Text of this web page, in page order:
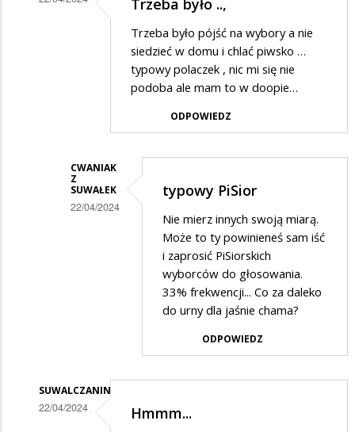
słyszałem?
odpowiedzi
Trzeba było pójść na wybory a nie
siedzieć w domu i chlać piwsko …
typowy polaczek , nic mi się nie
podoba ale mam to w doopie…
ODPOWIEDZ
CWANIAK
Z
SUWAŁEK
22/04/2024
było
..,
typowy PiSior
Nie mierz innych swoją miarą.
Może to ty powinieneś sam iść
i zaprosić PiSiorskich
wyborców do głosowania.
33% frekwencji... Co za daleko
do urny dla jaśnie chama?
ODPOWIEDZ
SUWALCZANIN
22/04/2024 Hmmm...